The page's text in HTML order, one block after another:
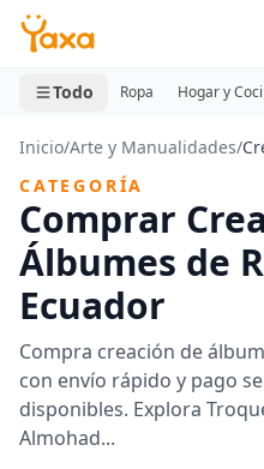
MINI CARRITO
0 productos
Todo Ropa Hogar y
Inicio/Arte y Manualidades/
CATEGORÍA
Comprar
Álbumes de
Ecuador
Compra creación de
con envío rápido y pago
disponibles. Explora
Almohad...